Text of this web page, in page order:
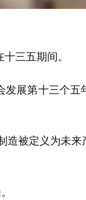
三五期间。
发展第十三个
造被定义为未